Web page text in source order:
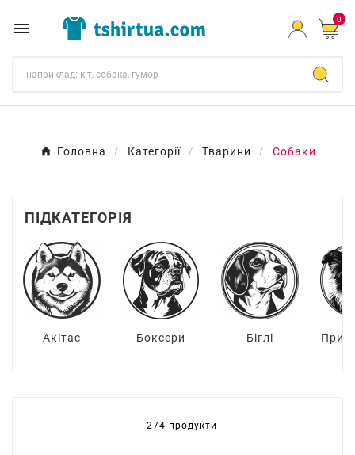
 0
Головна Категорії Тварини Собаки
ПІДКАТЕГОРІЯ
Акітас Боксери Біглі
274 продукти